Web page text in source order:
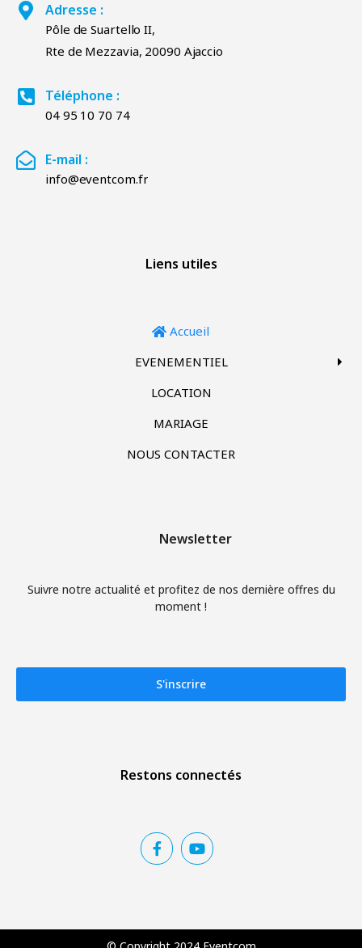
Adresse :
Pôle de Suartello II,
Rte de Mezzavia, 20090 Ajaccio
Téléphone :
04 95 10 70 74
E-mail :
info@eventcom.fr
Liens utiles
Accueil
EVENEMENTIEL
LOCATION
MARIAGE
NOUS CONTACTER
Newsletter
Suivre notre actualité et profitez de nos dernière offres du
moment !
S'inscrire
Restons connectés